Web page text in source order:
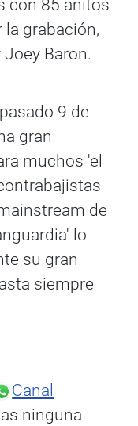
con 85 añitos
la grabación,
Joey Baron.
9 de
gran
muchos 'el
de
lo
su gran
siempre
Canal
ninguna